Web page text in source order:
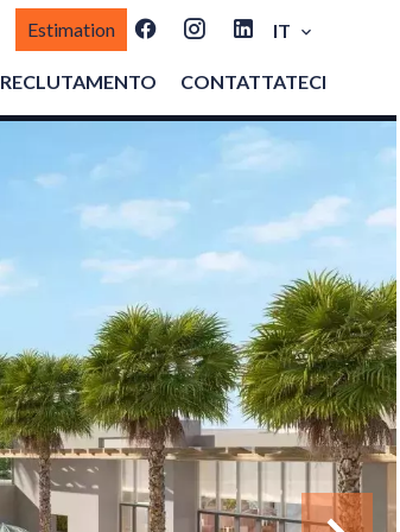
Estimation IT
RECLUTAMENTO CONTATTATECI